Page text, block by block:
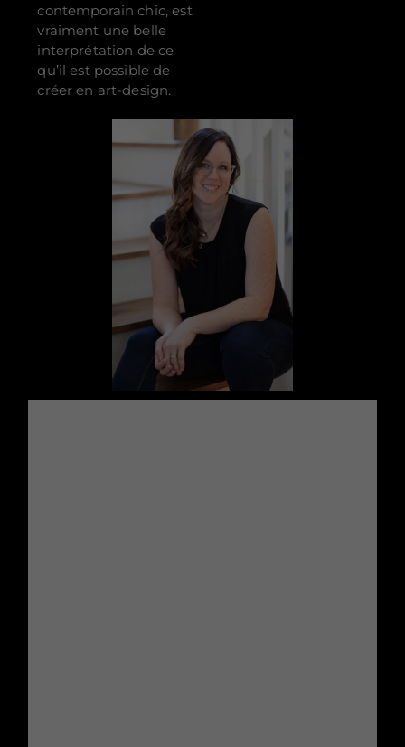
contemporain chic, est
vraiment une belle
interprétation de ce
qu’il est possible de
créer en art-design.